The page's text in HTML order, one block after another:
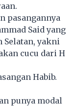
pasangannya
Said yang
Selatan, yakni
cucu dari H
Habib.
punya modal